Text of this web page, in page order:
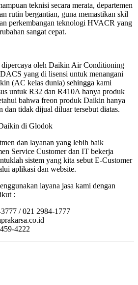
teknisi secara merata, departemen
rutin bergantian, guna memastikan skil
perkembangan teknologi HVACR yang
sangat cepat.
dipercaya oleh Daikin Air Conditioning
yang di lisensi untuk menangani
(AC kelas dunia) sehingga kami
untuk R32 dan R410A hanya produk
bahwa freon produk Daikin hanya
dan tidak dijual diluar tersebut diatas.
dan layanan yang lebih baik
Service Customer dan IT bekerja
sistem yang kita sebut E-Customer
aplikasi dan website.
layana jasa kami dengan
:
/ 021 2984-1777
4222